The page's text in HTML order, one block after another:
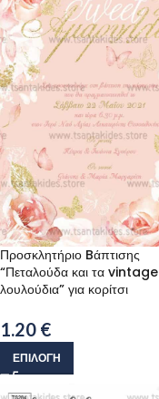
Προσκλητήριο Bάπτισης
“Πεταλούδα και τα vintage
λουλούδια” για κορίτσι
1.20 €
ΕΠΙΛΟΓΉ